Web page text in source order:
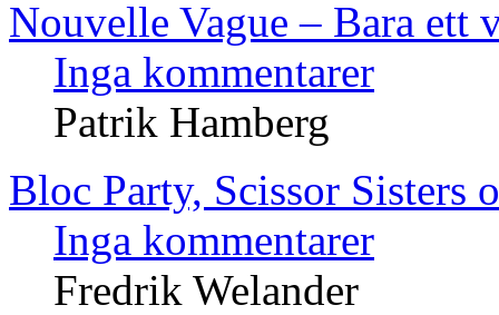
Nouvelle Vague – Bara ett
Inga kommentarer
Patrik Hamberg
Bloc Party, Scissor Sisters
Inga kommentarer
Fredrik Welander